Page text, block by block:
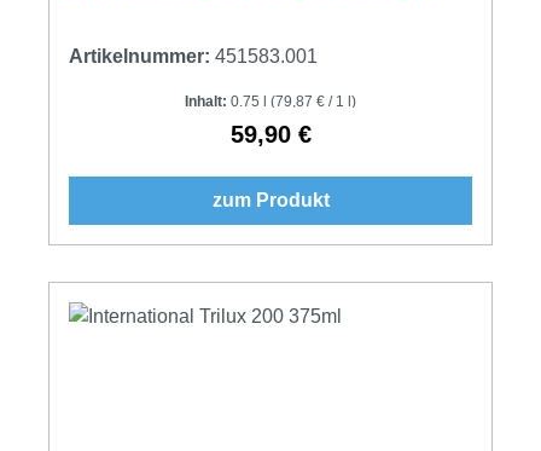
Artikelnummer: 451583.001
Inhalt: 0.75 l (79,87 € / 1 l)
Regulärer Preis:
59,90 €
zum Produkt